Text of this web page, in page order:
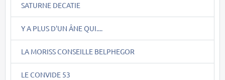
SATURNE DECATIE
Y A PLUS D'UN ÂNE QUI....
LA MORISS CONSEILLE BELPHEGOR
LE CONVIDE 53